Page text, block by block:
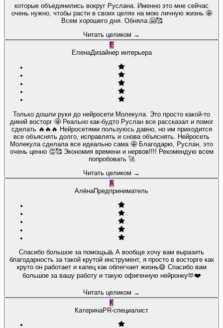
которые объединились вокруг Руслана. Именно это мне сейчас
очень нужно, чтобы расти в своих целях на мою личную жизнь.🤩
Всем хорошего дня. Обняла.🤗🥰
Читать целиком →
Е
ЕленаДизайнер интерьера
Только дошли руки до нейросети Молекула. Это просто какой-то
дикий восторг 🤩 Реально как-будто Руслан все рассказал и помог
сделать 🔥🔥🔥 Нейросетями пользуюсь давно, но им приходится
все объяснять долго, исправлять и снова объяснять. Нейросеть
Молекула сделала все идеально сама 🤩 Благодарю, Руслан, это
очень ценно 👏🥰 Экономия времени и нервов!!!! Рекомендую всем
попробовать 🚀
Читать целиком →
А
АлёнаПредприниматель
Спасибо большое за помощь🙏 А вообще хочу вам выразить
благодарность за такой крутой инструмент, я просто в восторге как
круто он работает и капец как облегчает жизнь😄 Спасибо вам
большое за вашу работу и такую офигенную нейронку🫶❤️
Читать целиком →
К
КатеринаPR-специалист